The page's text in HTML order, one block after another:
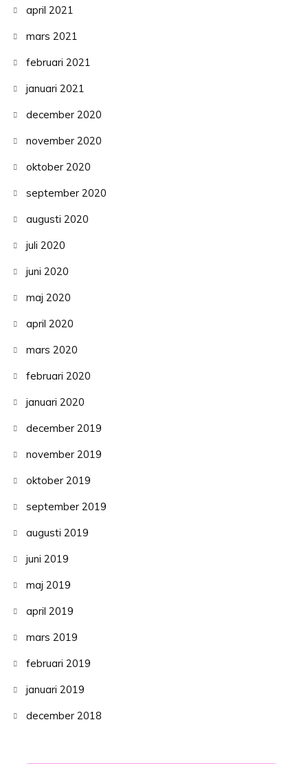
april 2021
mars 2021
februari 2021
januari 2021
december 2020
november 2020
oktober 2020
september 2020
augusti 2020
juli 2020
juni 2020
maj 2020
april 2020
mars 2020
februari 2020
januari 2020
december 2019
november 2019
oktober 2019
september 2019
augusti 2019
juni 2019
maj 2019
april 2019
mars 2019
februari 2019
januari 2019
december 2018